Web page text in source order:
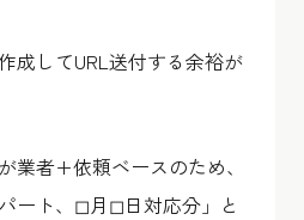
成してURL送付する余裕が
業者+依頼ベースのため、
ート、◻︎月◻︎日対応分」と